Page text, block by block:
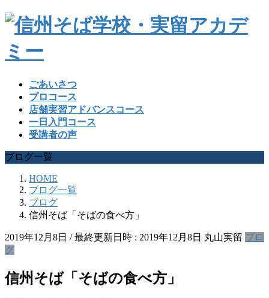
ごあいさつ
プロコース
店舗実習アドバンスコース
一日入門コース
受講者の声
ブログ一覧
HOME
ブログ一覧
ブログ
信州そば「そばの食べ方」
2019年12月8日 / 最終更新日時 : 2019年12月8日 丸山実留 ブロ
グ
信州そば「そばの食べ方」